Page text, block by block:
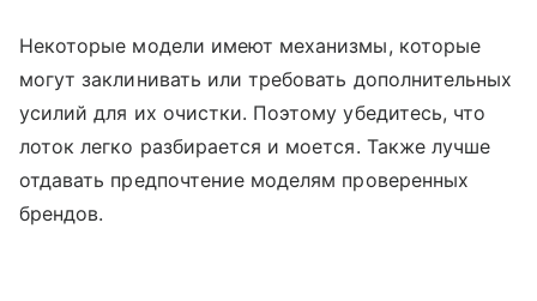
Некоторые модели имеют механизмы, которые
могут заклинивать или требовать дополнительных
усилий для их очистки. Поэтому убедитесь, что
лоток легко разбирается и моется. Также лучше
отдавать предпочтение моделям проверенных
брендов.